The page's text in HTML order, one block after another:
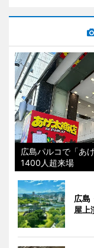
広島パルコで「あ
1400人超来場
広島
屋上